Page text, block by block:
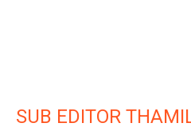
SUB EDITOR